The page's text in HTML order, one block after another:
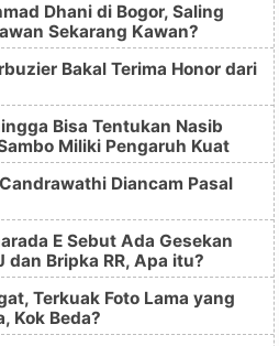
Dhani di Bogor, Saling
Sekarang Kawan?
Bakal Terima Honor dari
Bisa Tentukan Nasib
Miliki Pengaruh Kuat
Diancam Pasal
E Sebut Ada Gesekan
Bripka RR, Apa itu?
Terkuak Foto Lama yang
Kok Beda?